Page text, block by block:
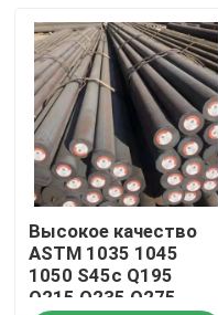
Дом
Продукты
О нас
Высокое качество
ASTM 1035 1045
1050 S45c Q195
Q215 Q235 Q275